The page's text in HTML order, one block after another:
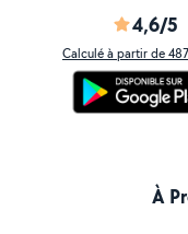
4,6/5
Calculé à partir de
À